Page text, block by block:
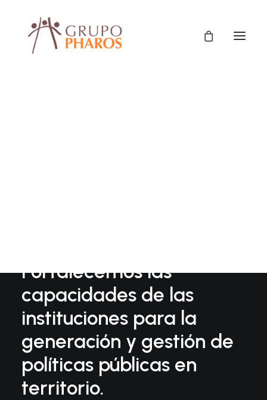
Fortalecemos las
capacidades de las
instituciones para la
generación y gestión de
políticas públicas en
territorio.